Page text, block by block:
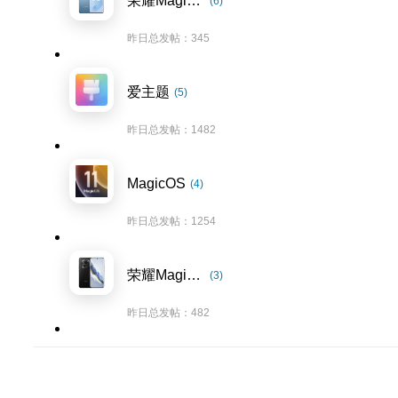
昨日总发帖：345
爱主题 (5)
昨日总发帖：1482
MagicOS (4)
昨日总发帖：1254
荣耀Magic6系列 (3)
昨日总发帖：482